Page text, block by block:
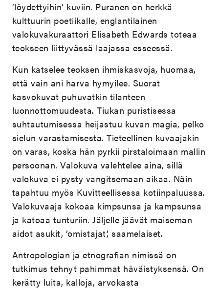
’löydettyihin’ kuviin. Puranen on herkkä
kulttuurin poetiikalle, englantilainen
valokuvakuraattori Elisabeth Edwards toteaa
teokseen liittyvässä laajassa esseessä.
Kun katselee teoksen ihmiskasvoja, huomaa,
että vain ani harva hymyilee. Suorat
kasvokuvat puhuvatkin tilanteen
luonnottomuudesta. Tiukan puristisessa
suhtautumisessa heijastuu kuvan magia, pelko
sielun varastamisesta. Tieteellinen kuvaajakin
on varas, koska hän pyrkii pirstaloimaan mallin
persoonan. Valokuva valehtelee aina, sillä
valokuva ei pysty vangitsemaan aikaa. Näin
tapahtuu myös Kuvitteellisessa kotiinpaluussa.
Valokuvaaja kokoaa kimpsunsa ja kampsunsa
ja katoaa tunturiin. Jäljelle jäävät maiseman
aidot asukit, ’omistajat’, saamelaiset.
Antropologian ja etnografian nimissä on
tutkimus tehnyt pahimmat häväistyksensä. On
kerätty luita, kalloja, arvokasta